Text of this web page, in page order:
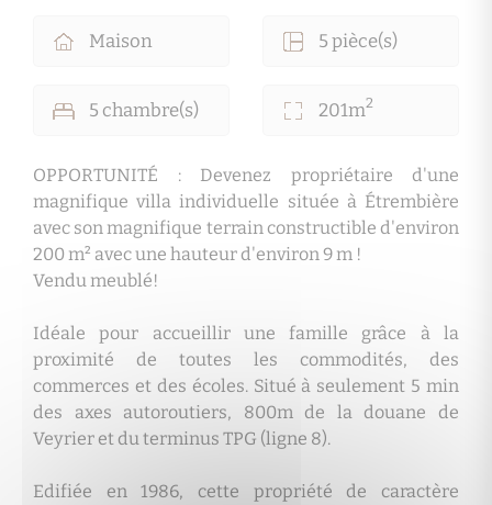
Maison 5 pièce(s)
5 chambre(s) 201m2
OPPORTUNITÉ : Devenez propriétaire d'une
magnifique villa individuelle située à Étrembière
avec son magnifique terrain constructible d'environ
200 m² avec une hauteur d'environ 9 m !
Vendu meublé!
Idéale pour accueillir une famille grâce à la
proximité de toutes les commodités, des
commerces et des écoles. Situé à seulement 5 min
des axes autoroutiers, 800m de la douane de
Veyrier et du terminus TPG (ligne 8).
Edifiée en 1986, cette propriété de caractère